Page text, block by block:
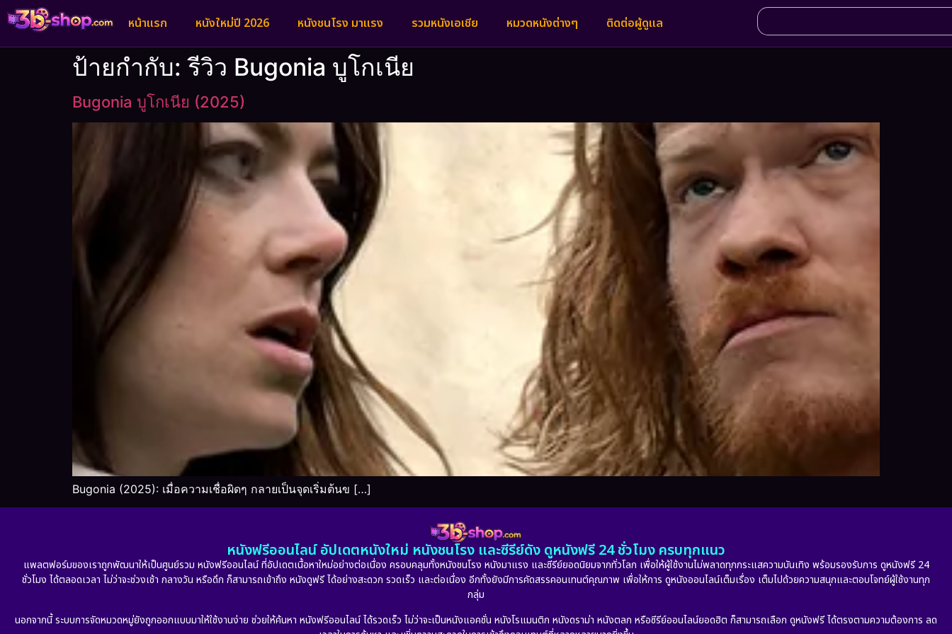
หน้าแรก หนังใหม่ปี 2026 หนังชนโรง มาแรง รวมหนังเอเชีย หมวดหนังต่างๆ ติดต่อผู้ดูแล
ป้ายกำกับ:รีวิว Bugonia บูโกเนีย
Bugonia บูโกเนีย (2025)
Bugonia (2025): เมื่อความเชื่อผิดๆ กลายเป็นจุดเริ่มต้นข […]
หนังฟรีออนไลน์ อัปเดตหนังใหม่ หนังชนโรง และซีรีย์ดัง ดูหนังฟรี 24 ชั่วโมง ครบทุกแนว
แพลตฟอร์มของเราถูกพัฒนาให้เป็นศูนย์รวม หนังฟรีออนไลน์ ที่อัปเดตเนื้อหาใหม่อย่างต่อเนื่อง ครอบคลุมทั้งหนังชนโรง หนังมาแรง และซีรีย์ยอดนิยมจากทั่วโลก เพื่อให้ผู้ใช้งานไม่พลาดทุกกระแสความบันเทิง พร้อมรองรับการ ดูหนังฟรี 24
ชั่วโมง ได้ตลอดเวลา ไม่ว่าจะช่วงเช้า กลางวัน หรือดึก ก็สามารถเข้าถึง หนังดูฟรี ได้อย่างสะดวก รวดเร็ว และต่อเนื่อง อีกทั้งยังมีการคัดสรรคอนเทนต์คุณภาพ เพื่อให้การ ดูหนังออนไลน์เต็มเรื่อง เต็มไปด้วยความสนุกและตอบโจทย์ผู้ใช้งานทุก
กลุ่ม
นอกจากนี้ ระบบการจัดหมวดหมู่ยังถูกออกแบบมาให้ใช้งานง่าย ช่วยให้ค้นหา หนังฟรีออนไลน์ ได้รวดเร็ว ไม่ว่าจะเป็นหนังแอคชั่น หนังโรแมนติก หนังดราม่า หนังตลก หรือซีรีย์ออนไลน์ยอดฮิต ก็สามารถเลือก ดูหนังฟรี ได้ตรงตามความต้องการ ลด